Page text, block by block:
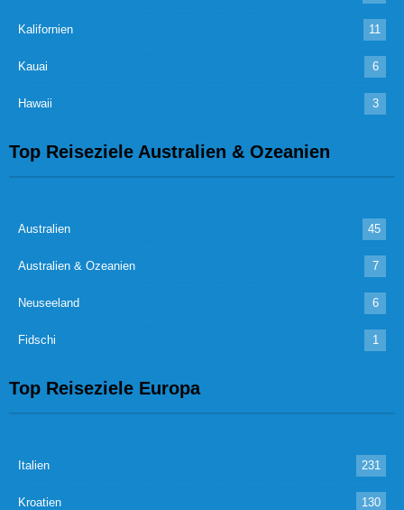
Kalifornien 11
Kauai 6
Hawaii 3
Top Reiseziele Australien & Ozeanien
Australien 45
Australien & Ozeanien 7
Neuseeland 6
Fidschi 1
Top Reiseziele Europa
Italien 231
Kroatien 130